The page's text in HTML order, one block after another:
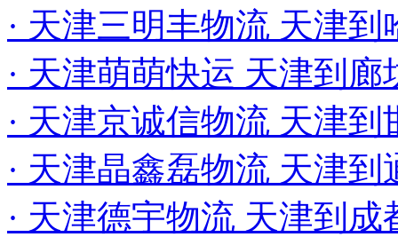
· 天津三明丰物流 天津
· 天津萌萌快运 天津到廊
· 天津京诚信物流 天津
· 天津晶鑫磊物流 天津
· 天津德宇物流 天津到